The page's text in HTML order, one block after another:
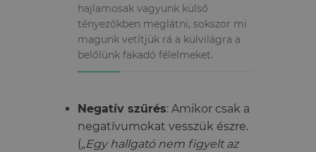
hajlamosak vagyunk külső
tényezőkben meglátni, sokszor mi
magunk vetítjük rá a külvilágra a
belőlünk fakadó félelmeket.
Negatív szűrés: Amikor csak a
negatívumokat vesszük észre.
(„Egy hallgató nem figyelt az